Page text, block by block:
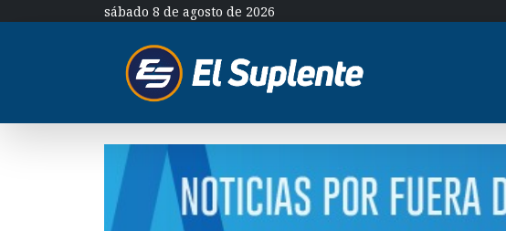
sábado 8 de agosto de 2026